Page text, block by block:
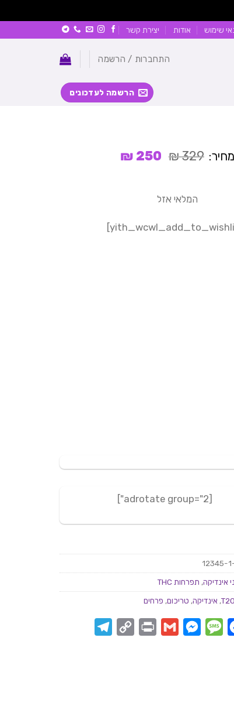
שימוש אודות יצירת קשר
התחברות / הרשמה
הרשמה לעדכונים
מחיר: 329
₪
המחיר250
₪
המלאי אזל
[adrotate group="2"]
12345-
אינדיקה, תפרחות THC
, אינדיקה, טריכום, פרחים
Facebook
Message
Messenger
Gmail
Print
Copy